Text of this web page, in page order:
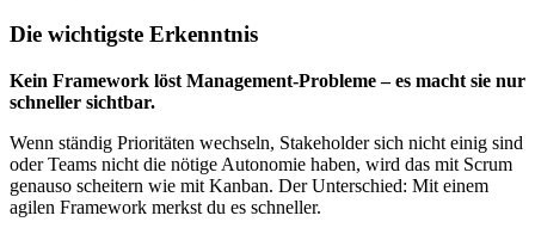
Die wichtigste Erkenntnis
Kein Framework löst Management-Probleme – es macht sie nur
schneller sichtbar.
Wenn ständig Prioritäten wechseln, Stakeholder sich nicht einig sind
oder Teams nicht die nötige Autonomie haben, wird das mit Scrum
genauso scheitern wie mit Kanban. Der Unterschied: Mit einem
agilen Framework merkst du es schneller.